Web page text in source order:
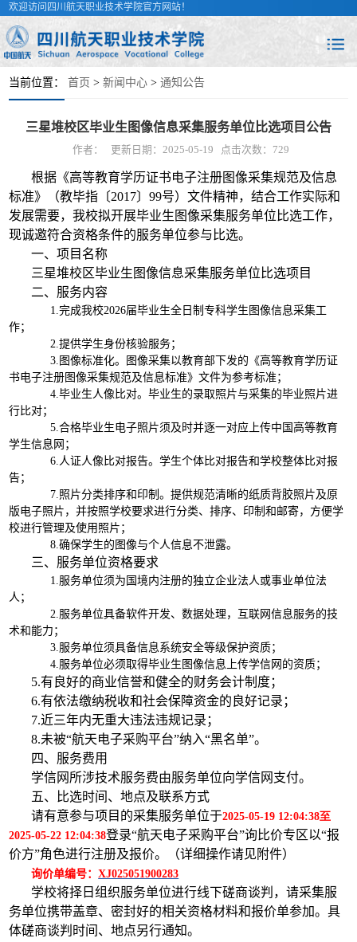
欢迎访问四川航天职业技术学院官方网站！
当前位置： 首页 >新闻中心 >通知公告
三星堆校区毕业生图像信息采集服务单位比选项目公告
作者： 更新日期：2025-05-19 点击次数： 729
根据《高等教育学历证书电子注册图像采集规范及信息
标准》（教毕指〔2017〕99号）文件精神，结合工作实际和
发展需要，我校拟开展毕业生图像采集服务单位比选工作，
现诚邀符合资格条件的服务单位参与比选。
一、项目名称
三星堆校区毕业生图像信息采集服务单位比选项目
二、服务内容
1.完成我校2026届毕业生全日制专科学生图像信息采集工
作；
2.提供学生身份核验服务；
3.图像标准化。图像采集以教育部下发的《高等教育学历证
书电子注册图像采集规范及信息标准》文件为参考标准；
4.毕业生人像比对。毕业生的录取照片与采集的毕业照片进
行比对；
5.合格毕业生电子照片须及时并逐一对应上传中国高等教育
学生信息网；
6.人证人像比对报告。学生个体比对报告和学校整体比对报
告；
7.照片分类排序和印制。提供规范清晰的纸质背胶照片及原
版电子照片，并按照学校要求进行分类、排序、印制和邮寄，方便学
校进行管理及使用照片；
8.确保学生的图像与个人信息不泄露。
三、服务单位资格要求
1.服务单位须为国境内注册的独立企业法人或事业单位法
人；
2.服务单位具备软件开发、数据处理，互联网信息服务的技
术和能力；
3.服务单位须具备信息系统安全等级保护资质；
4.服务单位必须取得毕业生图像信息上传学信网的资质；
5.有良好的商业信誉和健全的财务会计制度；
6.有依法缴纳税收和社会保障资金的良好记录；
7.近三年内无重大违法违规记录；
8.未被“航天电子采购平台”纳入“黑名单”。
四、服务费用
学信网所涉技术服务费由服务单位向学信网支付。
五、比选时间、地点及联系方式
请有意参与项目的采集服务单位于2025-05-19 12:04:38至
2025-05-22 12:04:38登录“航天电子采购平台”询比价专区以“报
价方”角色进行注册及报价。（详细操作请见附件）
询价单编号：XJ025051900283
学校将择日组织服务单位进行线下磋商谈判，请采集服
务单位携带盖章、密封好的相关资格材料和报价单参加。具
体磋商谈判时间、地点另行通知。